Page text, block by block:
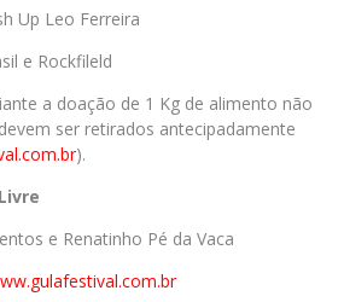
Up Leo Ferreira
e Rockfileld
a doação de 1 Kg de alimento não
ser retirados antecipadamente
).
e Renatinho Pé da Vaca